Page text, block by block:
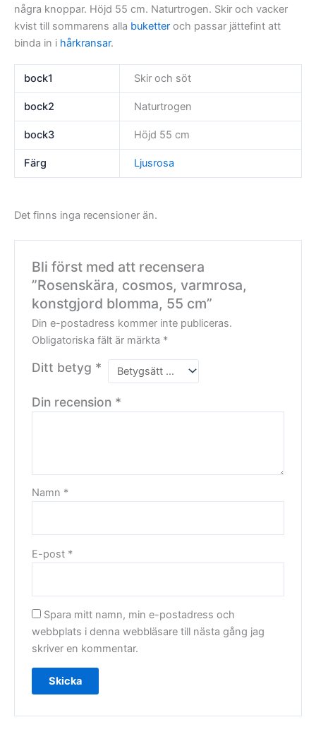
några knoppar. Höjd 55 cm. Naturtrogen. Skir och vacker
kvist till sommarens alla buketter och passar jättefint att
binda in i hårkransar.
bock1 Skir och söt
bock2 Naturtrogen
bock3 Höjd 55 cm
Färg Ljusrosa
Det finns inga recensioner än.
Bli först med att recensera
”Rosenskära, cosmos, varmrosa,
konstgjord blomma, 55 cm”
Din e-postadress kommer inte publiceras.
Obligatoriska fält är märkta *
Ditt betyg *
Din recension *
Namn *
E-post *
Spara mitt namn, min e-postadress och
webbplats i denna webbläsare till nästa gång jag
skriver en kommentar.